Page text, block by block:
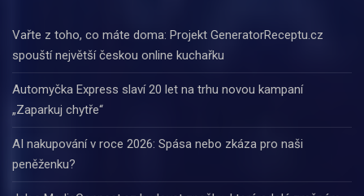
Vařte z toho, co máte doma: Projekt GeneratorReceptu.cz
spouští největší českou online kuchařku
Automyčka Express slaví 20 let na trhu novou kampaní
„Zaparkuj chytře“
AI nakupování v roce 2026: Spása nebo zkáza pro naši
peněženku?